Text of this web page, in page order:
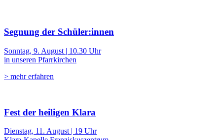
Segnung der Schüler:innen
Sonntag, 9. August | 10.30 Uhr
in unseren Pfarrkirchen
> mehr erfahren
Fest der heiligen Klara
Dienstag, 11. August | 19 Uhr